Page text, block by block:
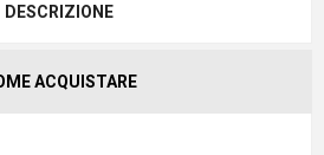
DESCRIZIONE
ACQUISTARE